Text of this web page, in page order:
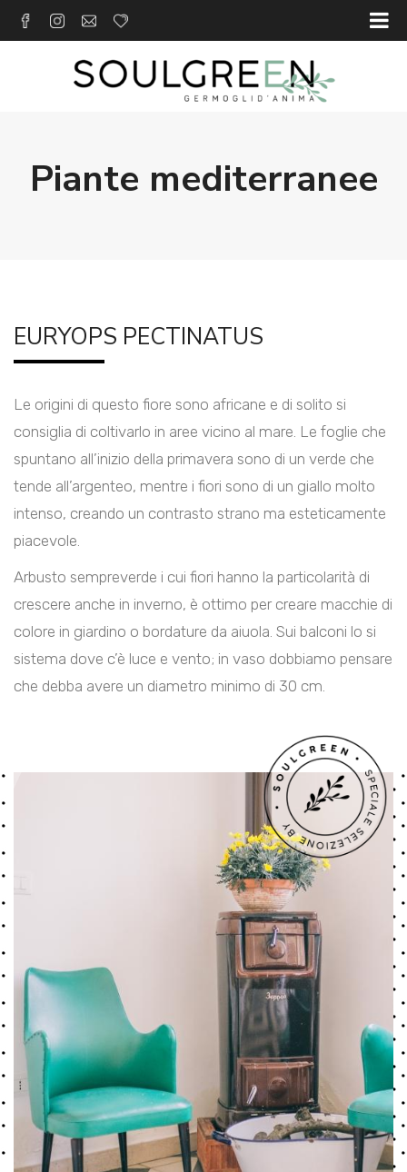
Piante mediterranee
EURYOPS PECTINATUS
Le origini di questo fiore sono africane e di solito si
consiglia di coltivarlo in aree vicino al mare. Le foglie che
spuntano all’inizio della primavera sono di un verde che
tende all’argenteo, mentre i fiori sono di un giallo molto
intenso, creando un contrasto strano ma esteticamente
piacevole.
Arbusto sempreverde i cui fiori hanno la particolarità di
crescere anche in inverno, è ottimo per creare macchie di
colore in giardino o bordature da aiuola. Sui balconi lo si
sistema dove c’è luce e vento; in vaso dobbiamo pensare
che debba avere un diametro minimo di 30 cm.